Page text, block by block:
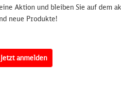
für 20 Dosen aus
besteht zu 100% aus
bietet Platz für bis zu 20
Aktion und bleiben Sie auf dem
neue Produkte!
Jetzt anmelden